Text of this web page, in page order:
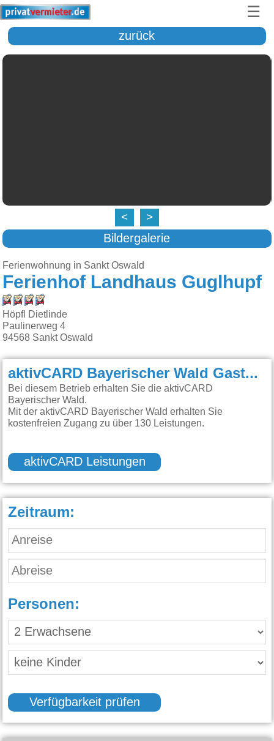
☰
zurück
< >
Bildergalerie
Ferienwohnung in Sankt Oswald
Ferienhof Landhaus Guglhupf
Höpfl Dietlinde
Paulinerweg 4
94568 Sankt Oswald
aktivCARD Bayerischer Wald Gastgeber:
Bei diesem Betrieb erhalten Sie die aktivCARD
Bayerischer Wald.
Mit der aktivCARD Bayerischer Wald erhalten Sie
kostenfreien Zugang zu über 130 Leistungen.
aktivCARD Leistungen
Zeitraum:
Personen:
Verfügbarkeit prüfen